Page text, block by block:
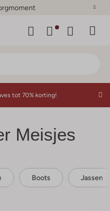
tot 70% korting!
Meisjes
Boots Jassen